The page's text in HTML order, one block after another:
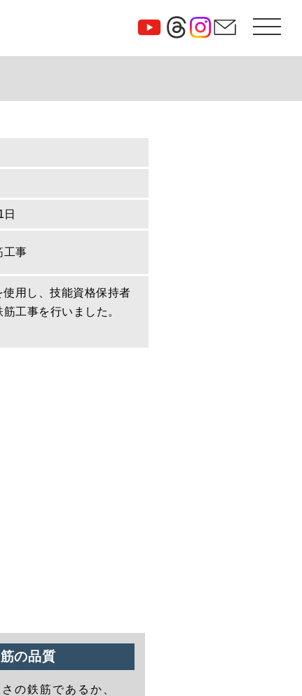
工事
使用し、技能資格保持者
工事を行いました。
の品質
の鉄筋であるか、